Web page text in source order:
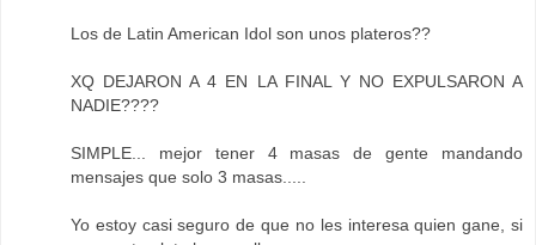
Los de Latin American Idol son unos plateros??
XQ DEJARON A 4 EN LA FINAL Y NO EXPULSARON A
NADIE????
SIMPLE... mejor tener 4 masas de gente mandando
mensajes que solo 3 masas.....
Yo estoy casi seguro de que no les interesa quien gane, si